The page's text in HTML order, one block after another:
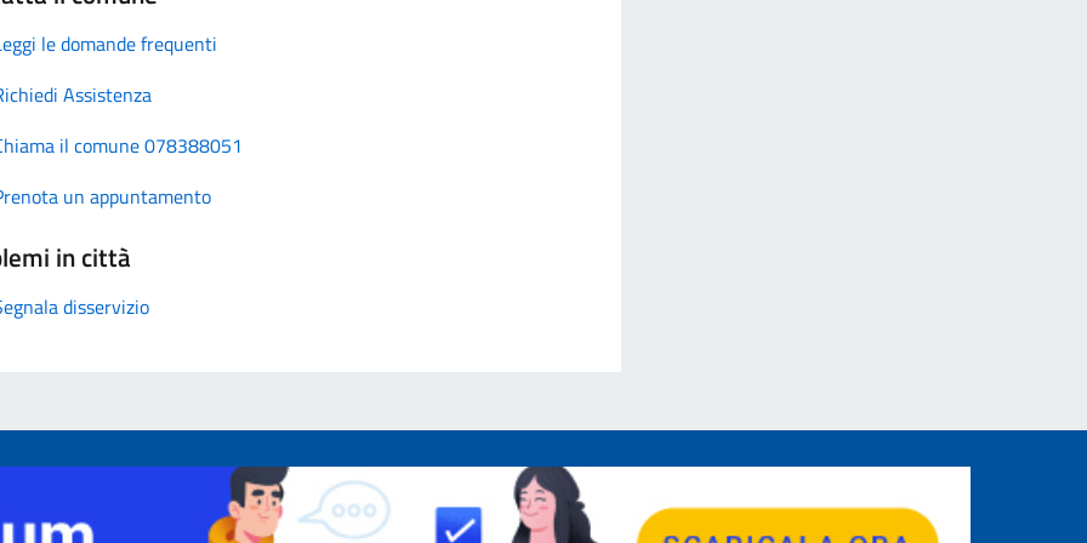
le domande frequenti
Assistenza
il comune 078388051
un appuntamento
in città
disservizio